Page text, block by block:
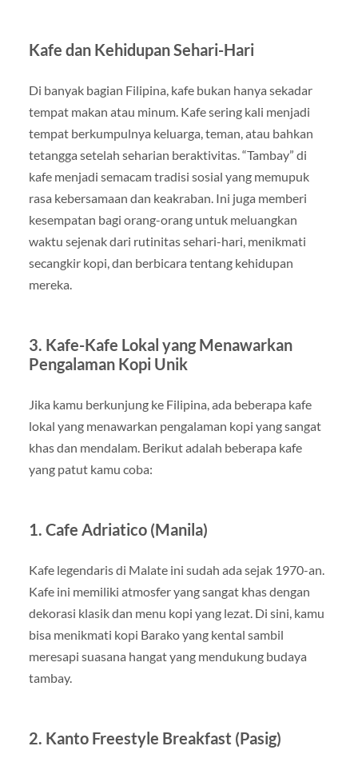
Kafe dan Kehidupan Sehari-Hari
Di banyak bagian Filipina, kafe bukan hanya sekadar
tempat makan atau minum. Kafe sering kali menjadi
tempat berkumpulnya keluarga, teman, atau bahkan
tetangga setelah seharian beraktivitas. “Tambay” di
kafe menjadi semacam tradisi sosial yang memupuk
rasa kebersamaan dan keakraban. Ini juga memberi
kesempatan bagi orang-orang untuk meluangkan
waktu sejenak dari rutinitas sehari-hari, menikmati
secangkir kopi, dan berbicara tentang kehidupan
mereka.
3. Kafe-Kafe Lokal yang Menawarkan
Pengalaman Kopi Unik
Jika kamu berkunjung ke Filipina, ada beberapa kafe
lokal yang menawarkan pengalaman kopi yang sangat
khas dan mendalam. Berikut adalah beberapa kafe
yang patut kamu coba:
1. Cafe Adriatico (Manila)
Kafe legendaris di Malate ini sudah ada sejak 1970-an.
Kafe ini memiliki atmosfer yang sangat khas dengan
dekorasi klasik dan menu kopi yang lezat. Di sini, kamu
bisa menikmati kopi Barako yang kental sambil
meresapi suasana hangat yang mendukung budaya
tambay.
2. Kanto Freestyle Breakfast (Pasig)